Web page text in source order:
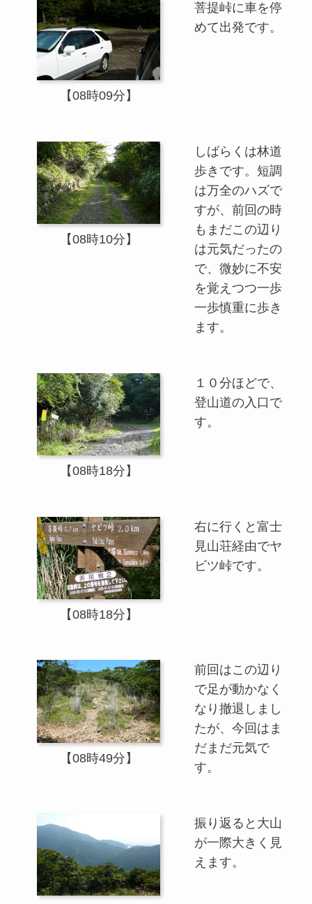
【08時09分】
菩提峠に車を停
めて出発です。
【08時10分】
しばらくは林道
歩きです。短調
は万全のハズで
すが、前回の時
もまだこの辺り
は元気だったの
で、微妙に不安
を覚えつつ一歩
一歩慎重に歩き
ます。
【08時18分】
１０分ほどで、
登山道の入口で
す。
【08時18分】
右に行くと富士
見山荘経由でヤ
ビツ峠です。
【08時49分】
前回はこの辺り
で足が動かなく
なり撤退しまし
たが、今回はま
だまだ元気で
す。
振り返ると大山
が一際大きく見
えます。